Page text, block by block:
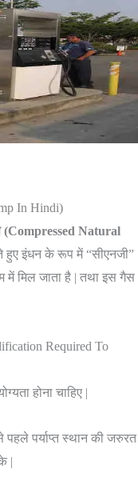
In Hindi)
Natural
हुए इंधन के रूप में “सीएनजी”
में मिल जाता है | तथा इस गैस
Required To
होना चाहिए |
पर्याप्त स्थान की जरुरत
|